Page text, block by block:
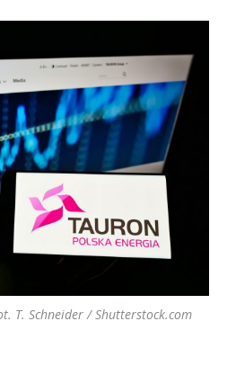
T. Schneider / Shutterstock.com